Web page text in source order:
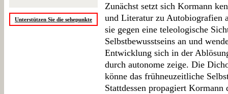
Unterstützen Sie die sehepunkte
Zunächst setzt sich Kormann
und Literatur zu Autobiografien
sie gegen eine teleologische
Selbstbewusstseins an und
Entwicklung sich in der
durch autonome zeige. Die
könne das frühneuzeitliche
Stattdessen propagiert